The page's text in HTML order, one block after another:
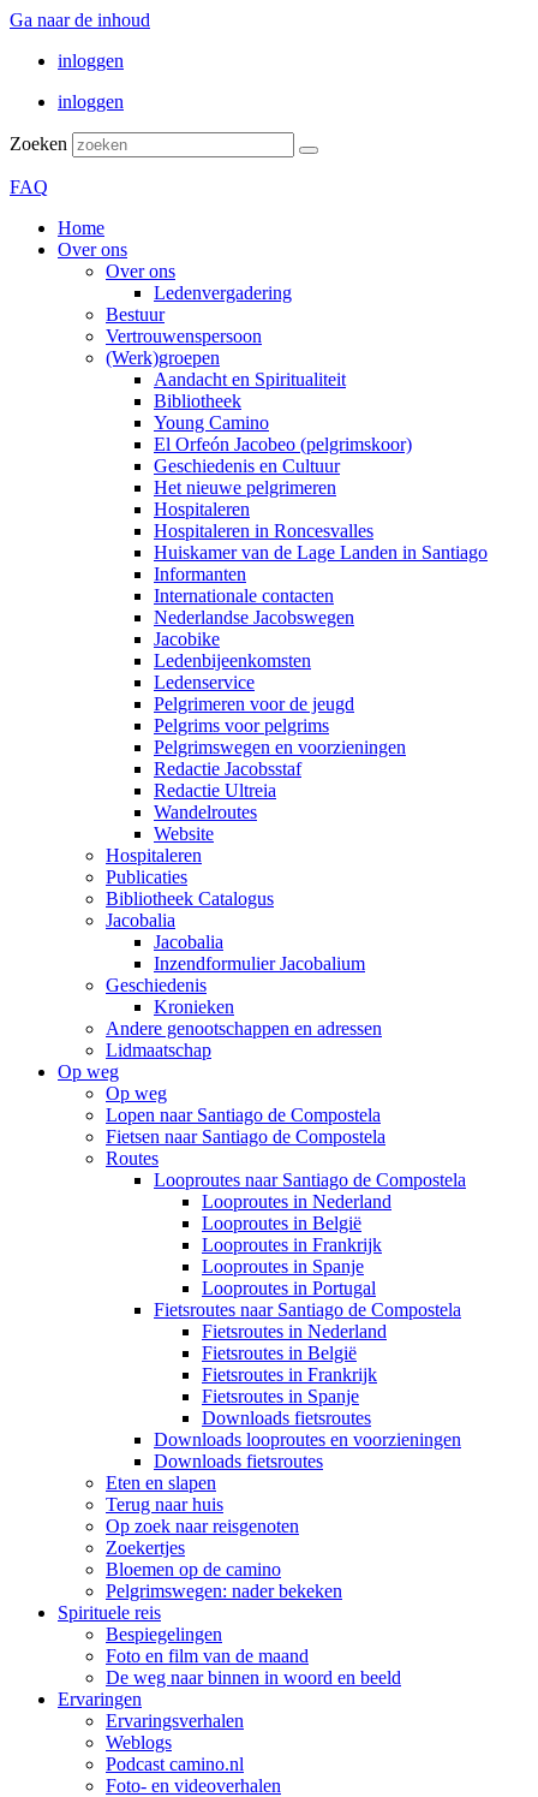
Ga naar de inhoud
inloggen
inloggen
Zoeken
FAQ
Home
Over ons
Over ons
Ledenvergadering
Bestuur
Vertrouwenspersoon
(Werk)groepen
Aandacht en Spiritualiteit
Bibliotheek
Young Camino
El Orfeón Jacobeo (pelgrimskoor)
Geschiedenis en Cultuur
Het nieuwe pelgrimeren
Hospitaleren
Hospitaleren in Roncesvalles
Huiskamer van de Lage Landen in Santiago
Informanten
Internationale contacten
Nederlandse Jacobswegen
Jacobike
Ledenbijeenkomsten
Ledenservice
Pelgrimeren voor de jeugd
Pelgrims voor pelgrims
Pelgrimswegen en voorzieningen
Redactie Jacobsstaf
Redactie Ultreia
Wandelroutes
Website
Hospitaleren
Publicaties
Bibliotheek Catalogus
Jacobalia
Jacobalia
Inzendformulier Jacobalium
Geschiedenis
Kronieken
Andere genootschappen en adressen
Lidmaatschap
Op weg
Op weg
Lopen naar Santiago de Compostela
Fietsen naar Santiago de Compostela
Routes
Looproutes naar Santiago de Compostela
Looproutes in Nederland
Looproutes in België
Looproutes in Frankrijk
Looproutes in Spanje
Looproutes in Portugal
Fietsroutes naar Santiago de Compostela
Fietsroutes in Nederland
Fietsroutes in België
Fietsroutes in Frankrijk
Fietsroutes in Spanje
Downloads fietsroutes
Downloads looproutes en voorzieningen
Downloads fietsroutes
Eten en slapen
Terug naar huis
Op zoek naar reisgenoten
Zoekertjes
Bloemen op de camino
Pelgrimswegen: nader bekeken
Spirituele reis
Bespiegelingen
Foto en film van de maand
De weg naar binnen in woord en beeld
Ervaringen
Ervaringsverhalen
Weblogs
Podcast camino.nl
Foto- en videoverhalen